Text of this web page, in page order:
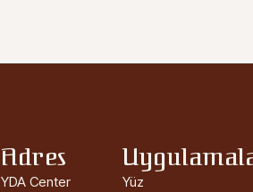
Adres
YDA Center
Yüz